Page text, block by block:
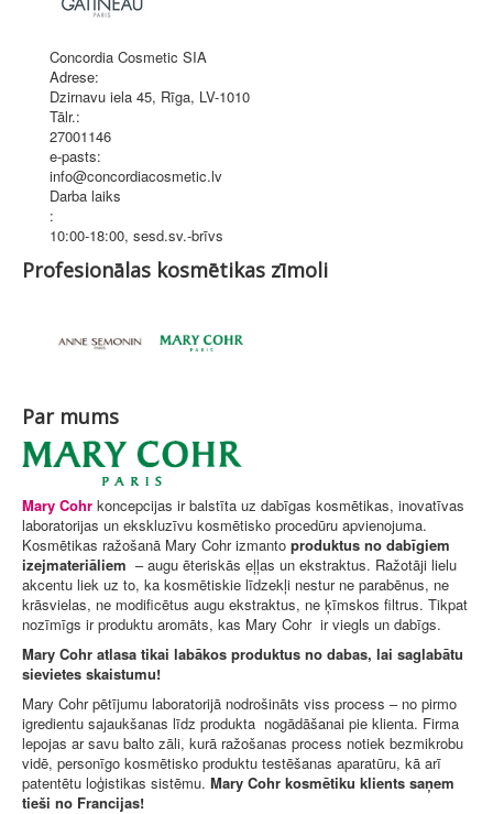
Concordia Cosmetic SIA
Adrese:
Dzirnavu iela 45, Rīga, LV-1010
Tālr.:
27001146
e-pasts:
info@concordiacosmetic.lv
Darba laiks
:
10:00-18:00, sesd.sv.-brīvs
Profesionālas kosmētikas zīmoli
Par mums
Mary Cohr koncepcijas ir balstīta uz dabīgas kosmētikas, inovatīvas
laboratorijas un ekskluzīvu kosmētisko procedūru apvienojuma.
Kosmētikas ražošanā Mary Cohr izmanto produktus no dabīgiem
izejmateriāliem – augu ēteriskās eļļas un ekstraktus. Ražotāji lielu
akcentu liek uz to, ka kosmētiskie līdzekļi nestur ne parabēnus, ne
krāsvielas, ne modificētus augu ekstraktus, ne ķīmskos filtrus. Tikpat
nozīmīgs ir produktu aromāts, kas Mary Cohr ir viegls un dabīgs.
Mary Cohr atlasa tikai labākos produktus no dabas, lai saglabātu
sievietes skaistumu!
Mary Cohr pētījumu laboratorijā nodrošināts viss process – no pirmo
igredientu sajaukšanas līdz produkta nogādāšanai pie klienta. Firma
lepojas ar savu balto zāli, kurā ražošanas process notiek bezmikrobu
vidē, personīgo kosmētisko produktu testēšanas aparatūru, kā arī
patentētu loģistikas sistēmu. Mary Cohr kosmētiku klients saņem
tieši no Francijas!